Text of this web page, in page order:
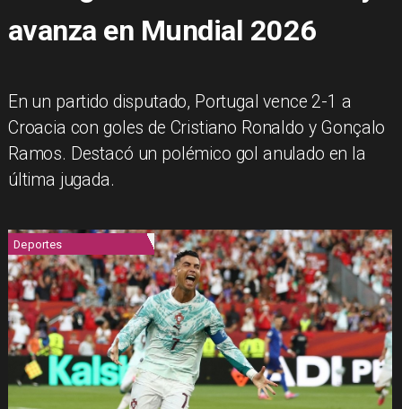
avanza en Mundial 2026
En un partido disputado, Portugal vence 2-1 a
Croacia con goles de Cristiano Ronaldo y Gonçalo
Ramos. Destacó un polémico gol anulado en la
última jugada.
Deportes